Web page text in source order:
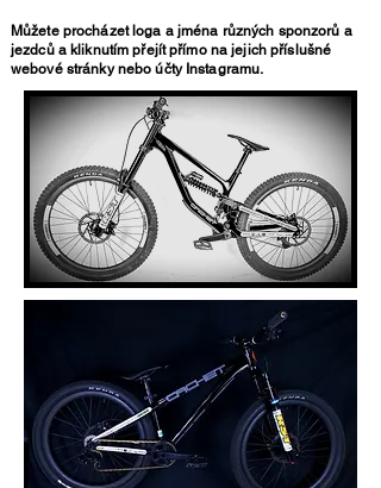
Můžete procházet loga a jména různých sponzorů a
jezdců a kliknutím přejít přímo na jejich příslušné
webové stránky nebo účty Instagramu.